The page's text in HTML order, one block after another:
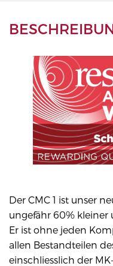
Der CMC 1 ist unser
ungefähr 60% kleiner
Er ist ohne jeden
allen Bestandteilen
einschliesslich der